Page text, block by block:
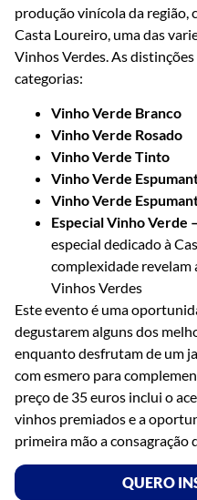
produção vinícola da região,
Casta Loureiro, uma das
Vinhos Verdes. As
categorias:
Vinho Verde Branco
Vinho Verde Rosado
Vinho Verde Tinto
Vinho Verde
Vinho Verde
Especial Vinho Verde
especial dedicado à
complexidade revelam
Vinhos Verdes
Este evento é uma
degustarem alguns dos
enquanto desfrutam de um
com esmero para
preço de 35 euros inclui o
vinhos premiados e a
primeira mão a consagração
QUERO